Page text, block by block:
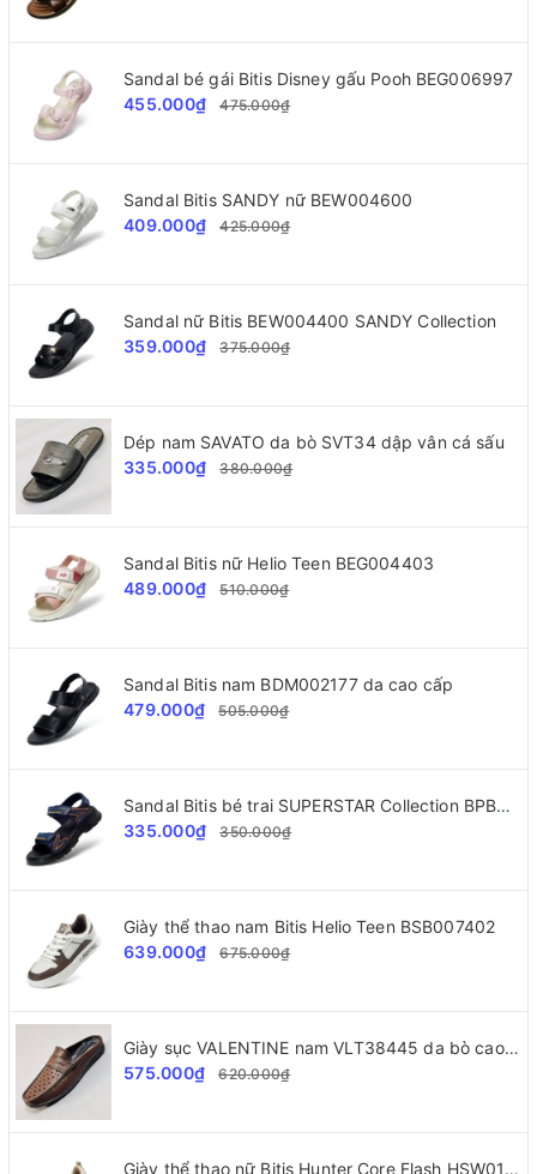
Sandal bé gái Bitis Disney gấu Pooh BEG006997
455.000₫
475.000₫
Sandal Bitis SANDY nữ BEW004600
409.000₫
425.000₫
Sandal nữ Bitis BEW004400 SANDY Collection
359.000₫
375.000₫
Dép nam SAVATO da bò SVT34 dập vân cá sấu
335.000₫
380.000₫
Sandal Bitis nữ Helio Teen BEG004403
489.000₫
510.000₫
Sandal Bitis nam BDM002177 da cao cấp
479.000₫
505.000₫
Sandal Bitis bé trai SUPERSTAR Collection BPB000500
335.000₫
350.000₫
Giày thể thao nam Bitis Helio Teen BSB007402
639.000₫
675.000₫
Giày sục VALENTINE nam VLT38445 da bò cao cấp
575.000₫
620.000₫
Giày thể thao nữ Bitis Hunter Core Flash HSW010800